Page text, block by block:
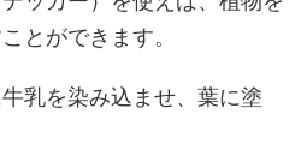
とができます。
乳を染み込ませ、葉に塗